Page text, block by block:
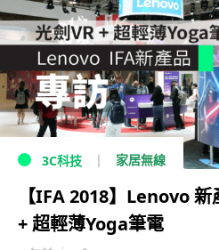
3C科技 家居無線
【IFA 2018】Lenovo
+ 超輕薄Yoga筆電